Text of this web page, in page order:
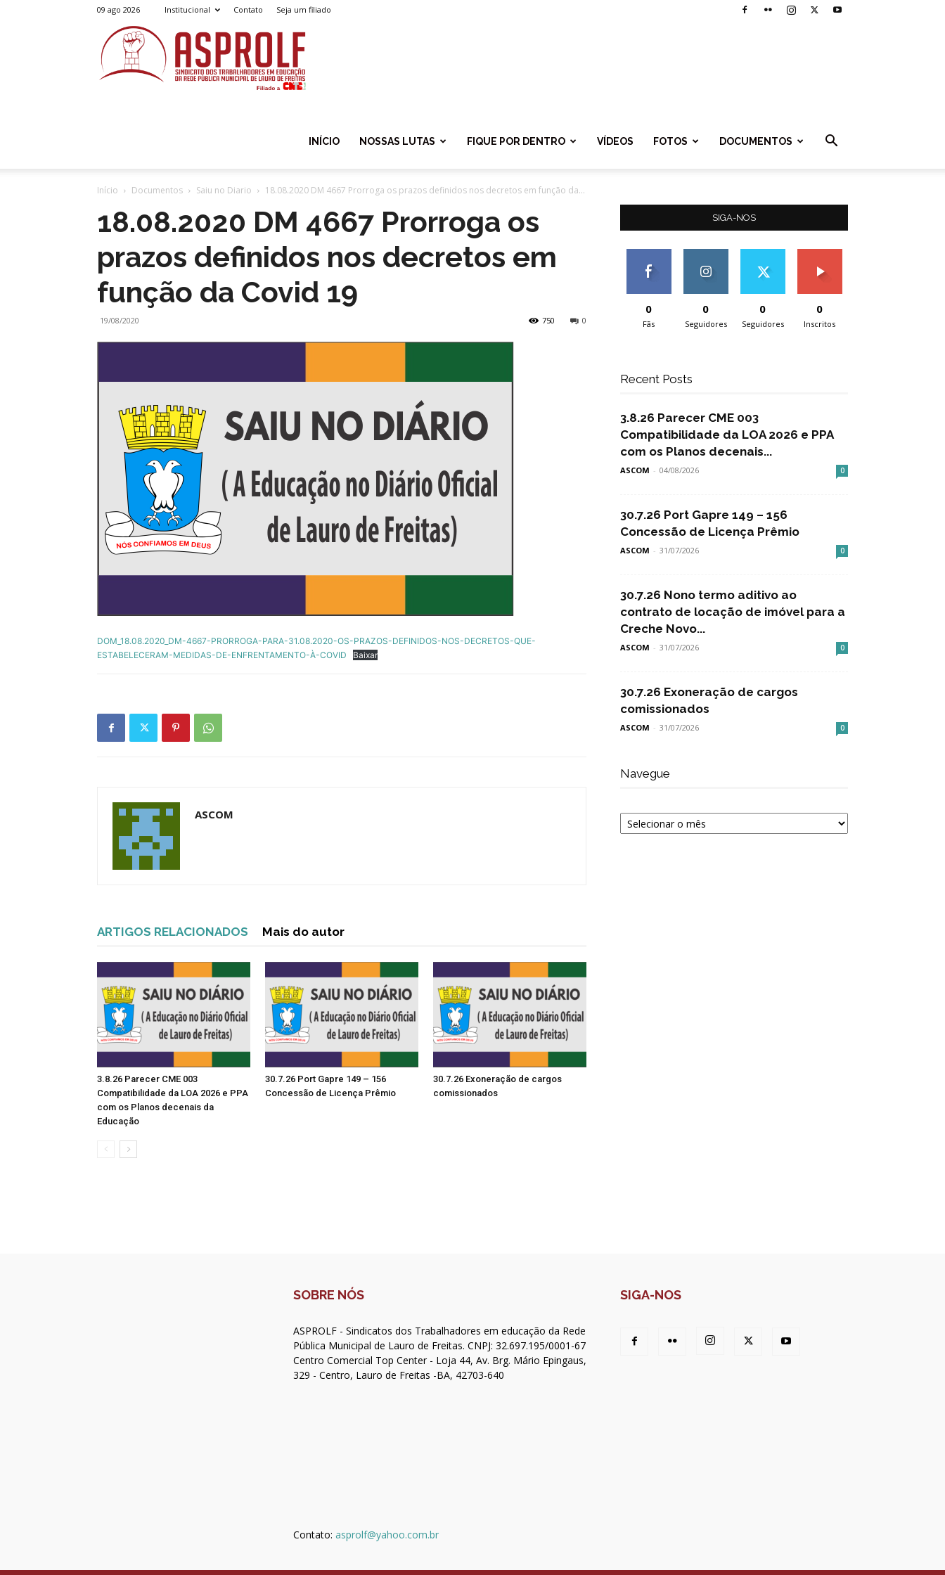
09 ago 2026 Institucional Contato Seja um filiado
INÍCIO NOSSAS LUTAS FIQUE POR DENTRO VÍDEOS FOTOS DOCUMENTOS
Início Documentos Saiu no Diario 18.08.2020 DM 4667 Prorroga os prazos definidos nos decretos em função da...
18.08.2020 DM 4667 Prorroga os
prazos definidos nos decretos em
função da Covid 19
19/08/2020 0
750
DOM_18.08.2020_DM-4667-PRORROGA-PARA-31.08.2020-OS-PRAZOS-DEFINIDOS-NOS-DECRETOS-QUE-
ESTABELECERAM-MEDIDAS-DE-ENFRENTAMENTO-À-COVID
Baixar
ASCOM
ARTIGOS RELACIONADOS Mais do autor
3.8.26 Parecer CME 003
Compatibilidade da LOA 2026 e PPA
com os Planos decenais da
Educação
30.7.26 Port Gapre 149 – 156
Concessão de Licença Prêmio
30.7.26 Exoneração de cargos
comissionados
SIGA-NOS
0
Fãs
0
Seguidores
0
Seguidores
0
Inscritos
Recent Posts
3.8.26 Parecer CME 003
Compatibilidade da LOA 2026 e PPA
com os Planos decenais...
ASCOM - 04/08/2026 0
30.7.26 Port Gapre 149 – 156
Concessão de Licença Prêmio
ASCOM - 31/07/2026 0
30.7.26 Nono termo aditivo ao
contrato de locação de imóvel para a
Creche Novo...
ASCOM - 31/07/2026 0
30.7.26 Exoneração de cargos
comissionados
ASCOM - 31/07/2026 0
Navegue
Navegue
SOBRE NÓS
ASPROLF - Sindicatos dos Trabalhadores em educação da Rede
Pública Municipal de Lauro de Freitas. CNPJ: 32.697.195/0001-67
Centro Comercial Top Center - Loja 44, Av. Brg. Mário Epingaus,
329 - Centro, Lauro de Freitas -BA, 42703-640
Contato: asprolf@yahoo.com.br
SIGA-NOS